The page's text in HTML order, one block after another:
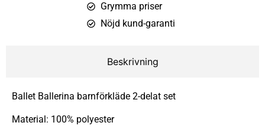
Grymma priser
Nöjd kund-garanti
Beskrivning
Ballet Ballerina barnförkläde 2-delat set
Material: 100% polyester